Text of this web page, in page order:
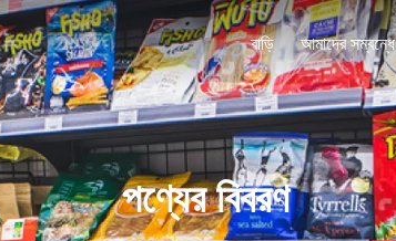
বাড়ি আমাদের সম্বন্ধে
পণ্যের বিবরণ